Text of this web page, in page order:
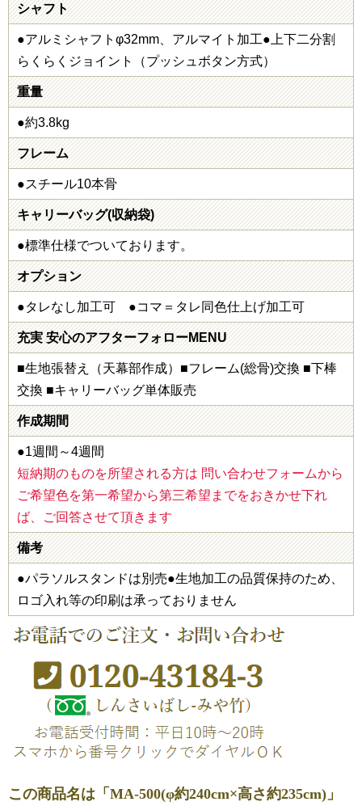
シャフト
●アルミシャフトφ32mm、アルマイト加工●上下二分割
らくらくジョイント（プッシュボタン方式）
重量
●約3.8kg
フレーム
●スチール10本骨
キャリーバッグ(収納袋)
●標準仕様でついております。
オプション
●タレなし加工可 ●コマ＝タレ同色仕上げ加工可
充実 安心のアフターフォローMENU
■生地張替え（天幕部作成）■フレーム(総骨)交換 ■下棒
交換 ■キャリーバッグ単体販売
作成期間
●1週間～4週間
短納期のものを所望される方は 問い合わせフォームから
ご希望色を第一希望から第三希望までをおきかせ下れ
ば、ご回答させて頂きます
備考
●パラソルスタンドは別売●生地加工の品質保持のため、
ロゴ入れ等の印刷は承っておりません
この商品名は「MA-500(φ約240cm×高さ約235cm)」